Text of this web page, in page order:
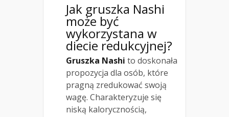
Jak gruszka Nashi
może być
wykorzystana w
diecie redukcyjnej?
Gruszka Nashi to doskonała
propozycja dla osób, które
pragną zredukować swoją
wagę. Charakteryzuje się
niską kalorycznością,